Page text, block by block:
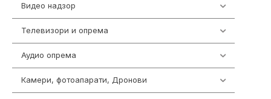
Видео надзор
Телевизори и опрема
Аудио опрема
Камери, фотоапарати, Дронови